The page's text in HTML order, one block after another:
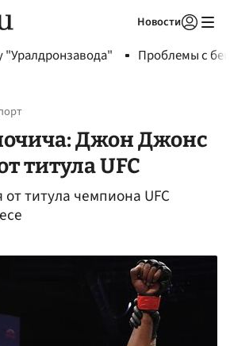
Новости
"Уралдронзавода" Проблемы с
Джон Джонс
титула UFC
титула чемпиона UFC